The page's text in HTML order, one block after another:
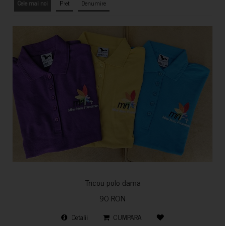
Cele mai noi Pret Denumire
Tricou polo dama
90 RON
Detalii CUMPARA